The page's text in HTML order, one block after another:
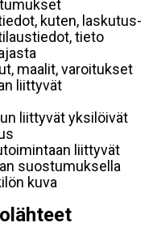
kuten, laskutus-
tieto
maalit, varoitukset
liittyvät
liittyvät yksilöivät
liittyvät
suostumuksella
kuva